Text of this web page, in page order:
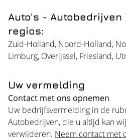
Auto's - Autobedrijven
regios:
Zuid-Holland, Noord-Holland,
Limburg, Overijssel, Friesland,
Uw vermelding
Contact met ons opnemen
Uw bedrijfsvermelding in de
Autobedrijven, die u altijd kan
verwijderen. Neem contact met